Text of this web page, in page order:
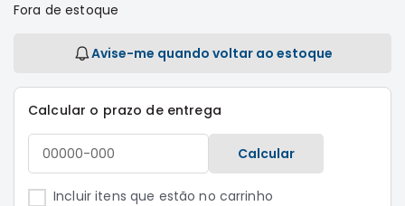
Acessórios
L200
Triton
Suspensão
Fora de estoque
Avise-me quando voltar ao estoque
Calcular o prazo de entrega
Calcular
Incluir itens que estão no carrinho